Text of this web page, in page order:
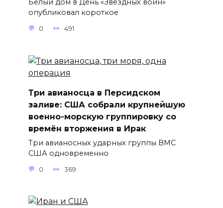
Белый дом в День «Звёздных войн»
опубликовал короткое
0 491
Три авианосца в Персидском
заливе: США собрали крупнейшую
военно-морскую группировку со
времён вторжения в Ирак
Три авианосных ударных группы ВМС
США одновременно
0 369